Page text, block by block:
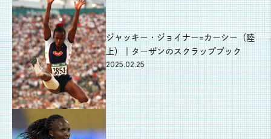
ジャッキー・ジョイナー=カーシー（陸
上）｜ターザンのスクラップブック
2025.02.25